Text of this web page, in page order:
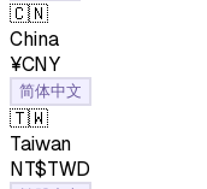
🇨🇳
China
¥CNY
简体中文
🇹🇼
Taiwan
NT$TWD